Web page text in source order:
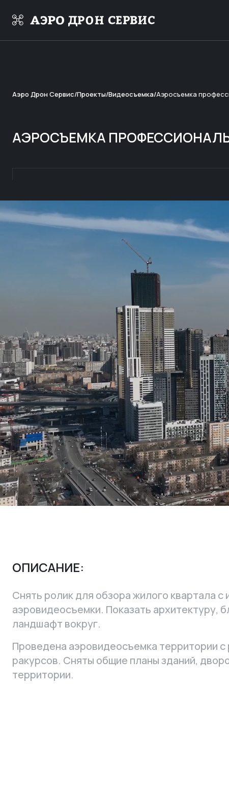
Аэро Дрон Сервис Проекты Видеосъемка Аэросъемка
АЭРОСЪЕМКА
ОПИСАНИЕ:
Снять ролик для обзора жилого квартала с
аэровидеосъемки. Показать архитектуру,
ландшафт вокруг.
Проведена аэровидеосъемка территории с
ракурсов. Сняты общие планы зданий,
территории.